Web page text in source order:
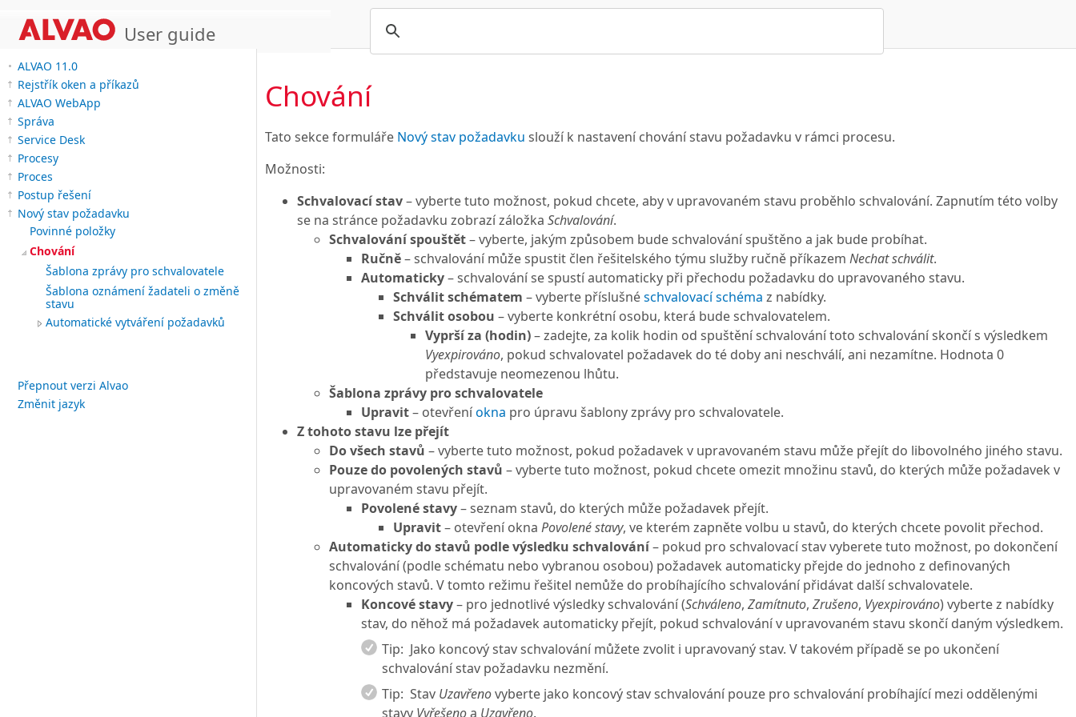
User guide
ALVAO 11.0
Rejstřík oken a příkazů
ALVAO WebApp
Správa
Service Desk
Procesy
Proces
Postup řešení
Nový stav požadavku
Povinné položky
Chování
Šablona zprávy pro schvalovatele
Šablona oznámení žadateli o změně
stavu
Automatické vytváření požadavků
Přepnout verzi Alvao
Změnit jazyk
Chování
Tato sekce formuláře Nový stav požadavku slouží k nastavení chování stavu požadavku v rámci procesu.
Možnosti:
Schvalovací stav– vyberte tuto možnost, pokud chcete, aby v upravovaném stavu proběhlo schvalování. Zapnutím této volby
se na stránce požadavku zobrazí záložka Schvalování.
Schvalování spouštět– vyberte, jakým způsobem bude schvalování spuštěno a jak bude probíhat.
Ručně– schvalování může spustit člen řešitelského týmu služby ručně příkazem Nechat schválit.
Automaticky– schvalování se spustí automaticky při přechodu požadavku do upravovaného stavu.
Schválit schématem – vyberte příslušnéschvalovací schéma z nabídky.
Schválit osobou – vyberte konkrétní osobu, která bude schvalovatelem.
Vyprší za (hodin)– zadejte, za kolik hodin od spuštění schvalování toto schvalování skončí s výsledkem
Vyexpirováno, pokud schvalovatel požadavek do té doby ani neschválí, ani nezamítne. Hodnota 0
představuje neomezenou lhůtu.
Šablona zprávy pro schvalovatele
Upravit– otevřeníokna pro úpravu šablony zprávy pro schvalovatele.
Z tohoto stavu lze přejít
Do všech stavů – vyberte tuto možnost, pokud požadavek v upravovaném stavu může přejít do libovolného jiného stavu.
Pouze do povolených stavů – vyberte tuto možnost, pokud chcete omezit množinu stavů, do kterých může požadavek v
upravovaném stavu přejít.
Povolené stavy– seznam stavů, do kterých může požadavek přejít.
Upravit– otevření okna Povolené stavy, ve kterém zapněte volbu u stavů, do kterých chcete povolit přechod.
Automaticky do stavů podle výsledku schvalování– pokud pro schvalovací stav vyberete tuto možnost, po dokončení
schvalování (podle schématu nebo vybranou osobou) požadavek automaticky přejde do jednoho z definovaných
koncových stavů. V tomto režimu řešitel nemůže do probíhajícího schvalování přidávat další schvalovatele.
Koncové stavy– pro jednotlivé výsledky schvalování (Schváleno, Zamítnuto, Zrušeno, Vyexpirováno) vyberte z nabídky
stav, do něhož má požadavek automaticky přejít, pokud schvalování v upravovaném stavu skončí daným výsledkem.
Tip: Jako koncový stav schvalování můžete zvolit i upravovaný stav. V takovém případě se po ukončení
schvalování stav požadavku nezmění.
Tip: Stav Uzavřenovyberte jako koncový stav schvalování pouze pro schvalování probíhající mezi oddělenými
stavy Vyřešenoa Uzavřeno.